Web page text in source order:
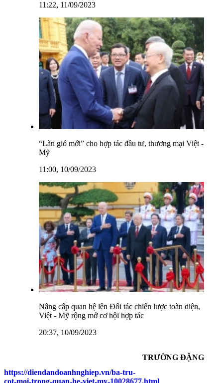
11:22, 11/09/2023
“Làn gió mới” cho hợp tác đầu tư, thương mại Việt -
Mỹ
11:00, 10/09/2023
Nâng cấp quan hệ lên Đối tác chiến lược toàn diện,
Việt - Mỹ rộng mở cơ hội hợp tác
20:37, 10/09/2023
TRƯỜNG ĐẶNG
https://diendandoanhnghiep.vn/ba-tru-
cot-moi-trong-quan-he-viet-my-10028677.html